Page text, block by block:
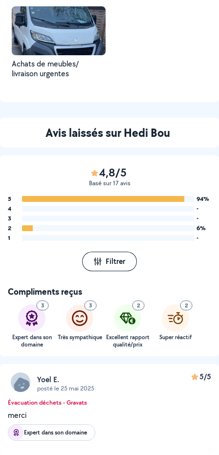
Achats de meubles/
livraison urgentes
Avis laissés sur Hedi Bou
4,8/5
Basé sur 17 avis
5
94%
4
-
3
-
2
6%
1
-
Filtrer
Compliments reçus
3
Expert dans son
domaine
3
Très sympathique
2
Excellent rapport
qualité/prix
2
Super réactif
Yoel E.
posté le 25 mai 2025
5/5
Évacuation déchets - Gravats
merci
Expert dans son domaine